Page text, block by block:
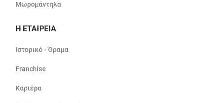
Μωρομάντηλα
Η ΕΤΑΙΡΕΙΑ
Ιστορικό - Όραμα
Franchise
Καριέρα